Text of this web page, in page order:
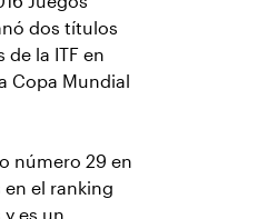
dos títulos
de la ITF en
Copa Mundial
número 29 en
el ranking
es un